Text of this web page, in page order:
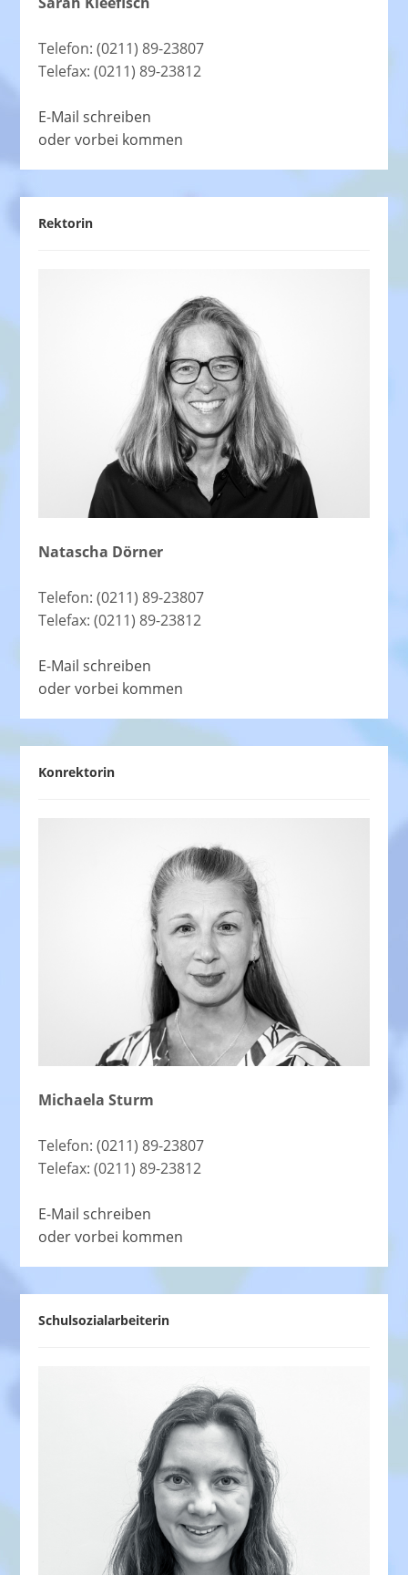
Telefon: (0211) 89-23807
Telefax: (0211) 89-23812
E-Mail schreiben
oder vorbei kommen
Rektorin
Natascha Dörner
Telefon: (0211) 89-23807
Telefax: (0211) 89-23812
E-Mail schreiben
oder vorbei kommen
Konrektorin
Michaela Sturm
Telefon: (0211) 89-23807
Telefax: (0211) 89-23812
E-Mail schreiben
oder vorbei kommen
Schulsozialarbeiterin